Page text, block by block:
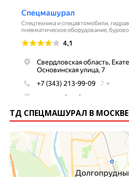
ТД СПЕЦМАШУРАЛ В МОСКВЕ